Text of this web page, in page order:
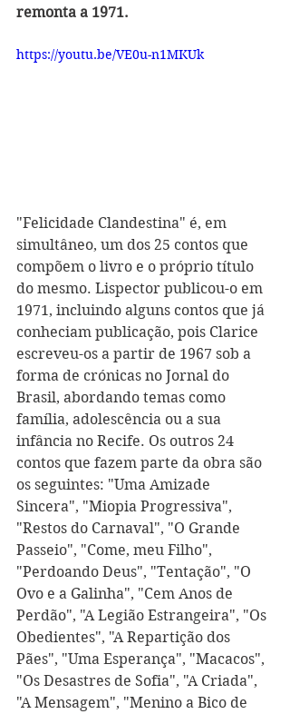
remonta a 1971.
https://youtu.be/VE0u-n1MKUk
"Felicidade Clandestina" é, em
simultâneo, um dos 25 contos que
compõem o livro e o próprio título
do mesmo. Lispector publicou-o em
1971, incluindo alguns contos que já
conheciam publicação, pois Clarice
escreveu-os a partir de 1967 sob a
forma de crónicas no Jornal do
Brasil, abordando temas como
família, adolescência ou a sua
infância no Recife. Os outros 24
contos que fazem parte da obra são
os seguintes: "Uma Amizade
Sincera", "Miopia Progressiva",
"Restos do Carnaval", "O Grande
Passeio", "Come, meu Filho",
"Perdoando Deus", "Tentação", "O
Ovo e a Galinha", "Cem Anos de
Perdão", "A Legião Estrangeira", "Os
Obedientes", "A Repartição dos
Pães", "Uma Esperança", "Macacos",
"Os Desastres de Sofia", "A Criada",
"A Mensagem", "Menino a Bico de